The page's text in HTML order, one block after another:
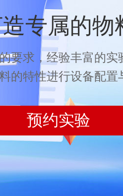
专属的物
要求，经验丰富的实
的特性进行设备配置
预约实验